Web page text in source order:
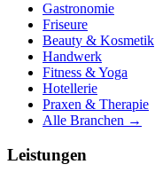
Gastronomie
Friseure
Beauty & Kosmetik
Handwerk
Fitness & Yoga
Hotellerie
Praxen & Therapie
Alle Branchen →
Leistungen